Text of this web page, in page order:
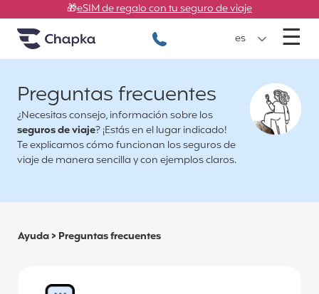
Ir directamente al contenido
Chapka Seguros de viaje
🎁eSIM de regalo con tu seguro de viaje
+34 900 805 947
es ☰
Preguntas frecuentes
¿Necesitas consejo, información sobre los
seguros de viaje? ¡Estás en el lugar indicado!
Te explicamos cómo funcionan los seguros de
viaje de manera sencilla y con ejemplos claros.
Ayuda> Preguntas frecuentes